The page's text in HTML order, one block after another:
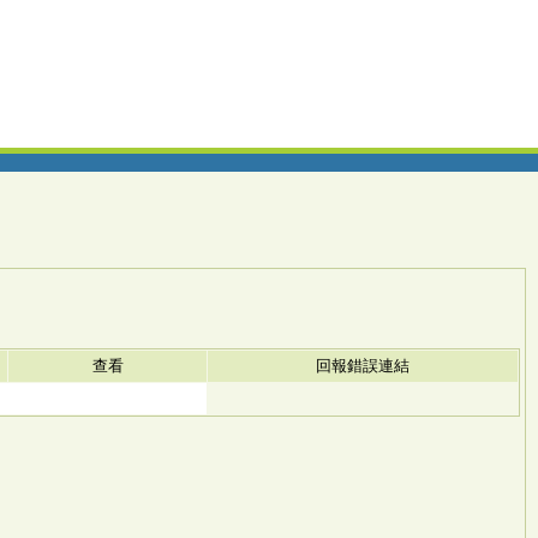
查看
回報錯誤連結